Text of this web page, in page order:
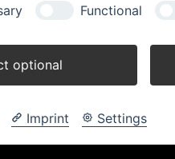
Functional
optional
Imprint Settings